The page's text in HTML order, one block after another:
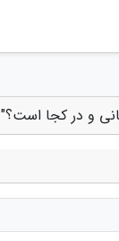
و در کجا است؟"